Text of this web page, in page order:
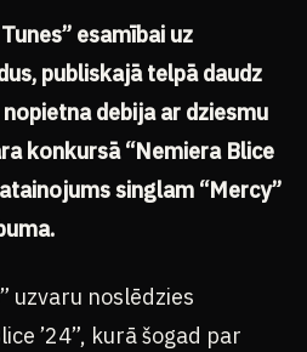
esamībai uz
publiskajā telpā daudz
debija ar dziesmu
konkursā “Nemiera Blice
singlam “Mercy”
uzvaru noslēdzies
’24”, kurā šogad par